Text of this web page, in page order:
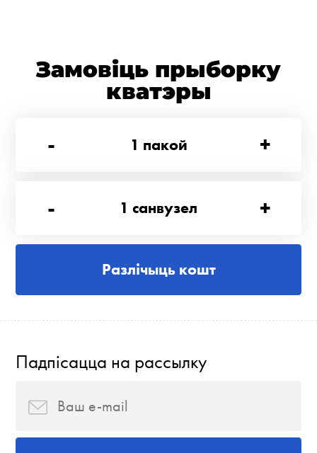
Замовіць прыборку
кватэры
-
1 пакой +
- 1 санвузел +
Разлічыць кошт
Падпісацца на рассылку